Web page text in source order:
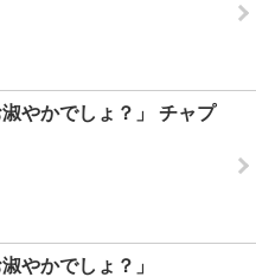
やかでしょ？」 チャプ
やかでしょ？」